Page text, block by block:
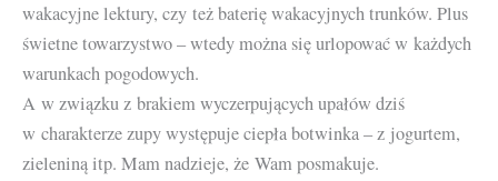
wakacyjne lektury, czy też baterię wakacyjnych trunków. Plus
świetne towarzystwo – wtedy można się urlopować w każdych
warunkach pogodowych.
A w związku z brakiem wyczerpujących upałów dziś
w charakterze zupy występuje ciepła botwinka – z jogurtem,
zieleniną itp. Mam nadzieje, że Wam posmakuje.